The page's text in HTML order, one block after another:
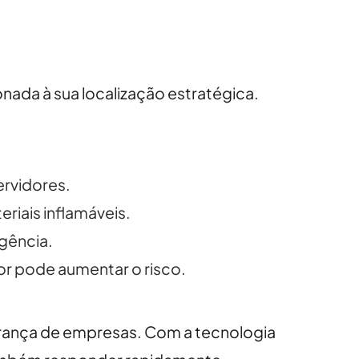
à sua localização estratégica.
inflamáveis.
pode aumentar o risco.
de empresas. Com a tecnologia